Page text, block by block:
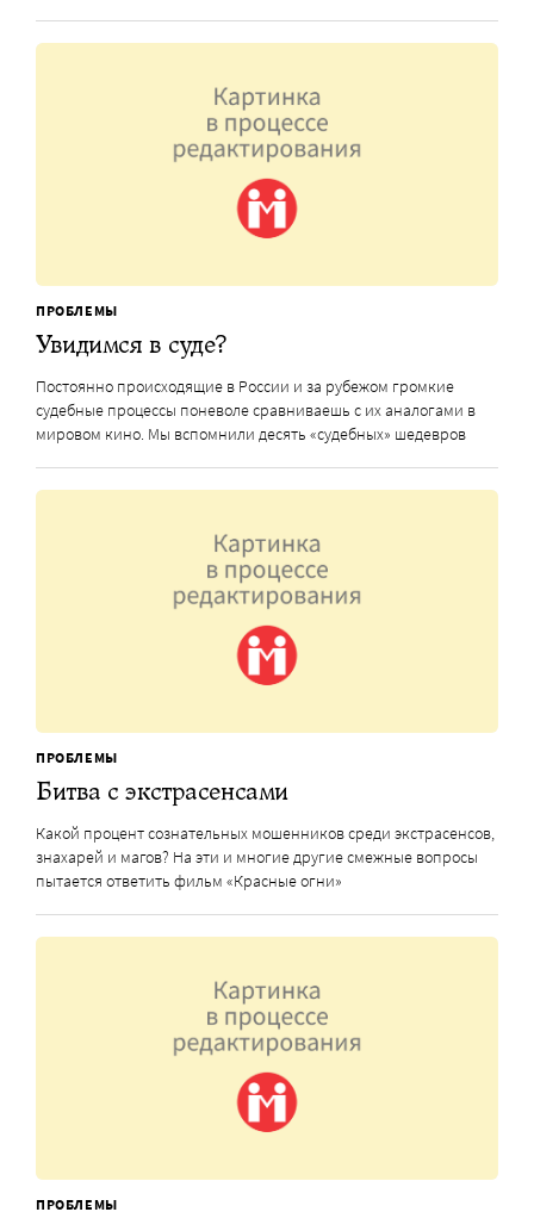
ПРОБЛЕМЫ
Увидимся в суде?
Постоянно происходящие в России и за рубежом громкие
судебные процессы поневоле сравниваешь с их аналогами в
мировом кино. Мы вспомнили десять «судебных» шедевров
ПРОБЛЕМЫ
Битва с экстрасенсами
Какой процент сознательных мошенников среди экстрасенсов,
знахарей и магов? На эти и многие другие смежные вопросы
пытается ответить фильм «Красные огни»
ПРОБЛЕМЫ